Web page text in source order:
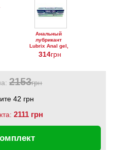
Анальный
лубрикант
Lubrix Anal gel,
50 мл
314грн
2153грн
42 грн
2111 грн